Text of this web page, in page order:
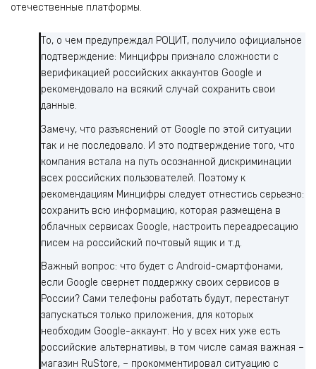
отечественные платформы.
То, о чем предупреждал РОЦИТ, получило официальное
подтверждение: Минцифры признало сложности с
верификацией российских аккаунтов Google и
рекомендовало на всякий случай сохранить свои
данные.
Замечу, что разъяснений от Google по этой ситуации
так и не последовало. И это подтверждение того, что
компания встала на путь осознанной дискриминации
всех российских пользователей. Поэтому к
рекомендациям Минцифры следует отнестись серьезно:
сохранить всю информацию, которая размещена в
облачных сервисах Google, настроить переадресацию
писем на российский почтовый ящик и т.д.
Важный вопрос: что будет с Android-смартфонами,
если Google свернет поддержку своих сервисов в
России? Сами телефоны работать будут, перестанут
запускаться только приложения, для которых
необходим Google-аккаунт. Но у всех них уже есть
российские альтернативы, в том числе самая важная –
магазин RuStore, – прокомментировал ситуацию с